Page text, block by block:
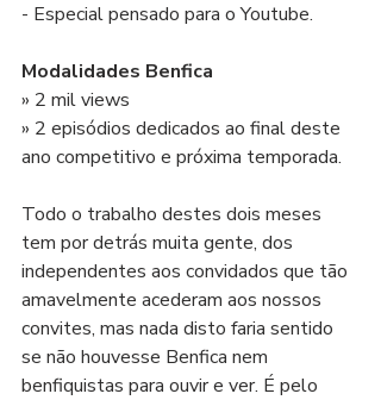
- Especial pensado para o Youtube.
Modalidades Benfica
» 2 mil views
» 2 episódios dedicados ao final deste
ano competitivo e próxima temporada.
Todo o trabalho destes dois meses
tem por detrás muita gente, dos
independentes aos convidados que tão
amavelmente acederam aos nossos
convites, mas nada disto faria sentido
se não houvesse Benfica nem
benfiquistas para ouvir e ver. É pelo